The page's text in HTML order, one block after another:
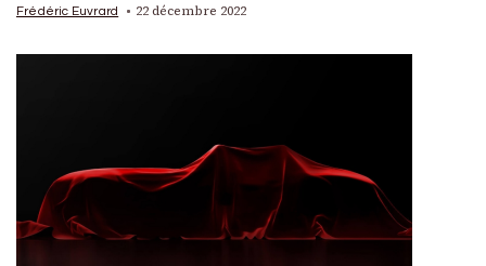
Frédéric Euvrard 22 décembre 2022